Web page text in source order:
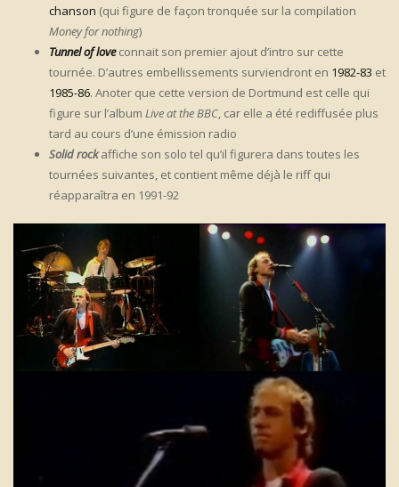
chanson (qui figure de façon tronquée sur la compilation
Money for nothing)
Tunnel of loveconnait son premier ajout d’intro sur cette
tournée. D’autres embellissements surviendront en 1982-83 et
1985-86. Anoter que cette version de Dortmund est celle qui
figure sur l’album Live at the BBC, car elle a été rediffusée plus
tard au cours d’une émission radio
Solid rock affiche son solo tel qu’il figurera dans toutes les
tournées suivantes, et contient même déjà le riff qui
réapparaîtra en 1991-92